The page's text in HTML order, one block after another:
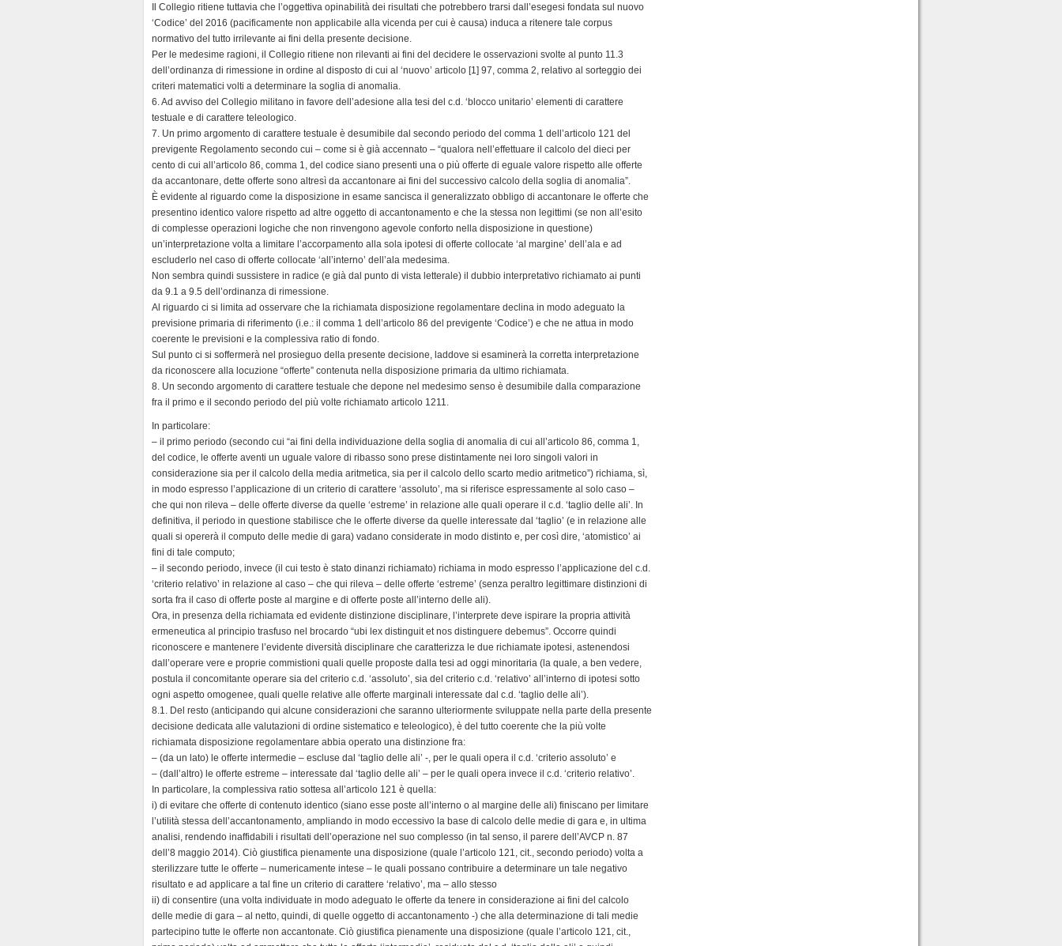
Il Collegio ritiene tuttavia che l’oggettiva opinabilità dei risultati che potrebbero trarsi dall’esegesi fondata sul nuovo
‘Codice’ del 2016 (pacificamente non applicabile alla vicenda per cui è causa) induca a ritenere tale corpus
normativo del tutto irrilevante ai fini della presente decisione.
Per le medesime ragioni, il Collegio ritiene non rilevanti ai fini del decidere le osservazioni svolte al punto 11.3
dell’ordinanza di rimessione in ordine al disposto di cui al ‘nuovo’ articolo [1] 97, comma 2, relativo al sorteggio dei
criteri matematici volti a determinare la soglia di anomalia.
6. Ad avviso del Collegio militano in favore dell’adesione alla tesi del c.d. ‘blocco unitario’ elementi di carattere
testuale e di carattere teleologico.
7. Un primo argomento di carattere testuale è desumibile dal secondo periodo del comma 1 dell’articolo 121 del
previgente Regolamento secondo cui – come si è già accennato – “qualora nell’effettuare il calcolo del dieci per
cento di cui all’articolo 86, comma 1, del codice siano presenti una o più offerte di eguale valore rispetto alle offerte
da accantonare, dette offerte sono altresì da accantonare ai fini del successivo calcolo della soglia di anomalia”.
È evidente al riguardo come la disposizione in esame sancisca il generalizzato obbligo di accantonare le offerte che
presentino identico valore rispetto ad altre oggetto di accantonamento e che la stessa non legittimi (se non all’esito
di complesse operazioni logiche che non rinvengono agevole conforto nella disposizione in questione)
un’interpretazione volta a limitare l’accorpamento alla sola ipotesi di offerte collocate ‘al margine’ dell’ala e ad
escluderlo nel caso di offerte collocate ‘all’interno’ dell’ala medesima.
Non sembra quindi sussistere in radice (e già dal punto di vista letterale) il dubbio interpretativo richiamato ai punti
da 9.1 a 9.5 dell’ordinanza di rimessione.
Al riguardo ci si limita ad osservare che la richiamata disposizione regolamentare declina in modo adeguato la
previsione primaria di riferimento (i.e.: il comma 1 dell’articolo 86 del previgente ‘Codice’) e che ne attua in modo
coerente le previsioni e la complessiva ratio di fondo.
Sul punto ci si soffermerà nel prosieguo della presente decisione, laddove si esaminerà la corretta interpretazione
da riconoscere alla locuzione “offerte” contenuta nella disposizione primaria da ultimo richiamata.
8. Un secondo argomento di carattere testuale che depone nel medesimo senso è desumibile dalla comparazione
fra il primo e il secondo periodo del più volte richiamato articolo 1211.
In particolare:
– il primo periodo (secondo cui “ai fini della individuazione della soglia di anomalia di cui all’articolo 86, comma 1,
del codice, le offerte aventi un uguale valore di ribasso sono prese distintamente nei loro singoli valori in
considerazione sia per il calcolo della media aritmetica, sia per il calcolo dello scarto medio aritmetico”) richiama, sì,
in modo espresso l’applicazione di un criterio di carattere ‘assoluto’, ma si riferisce espressamente al solo caso –
che qui non rileva – delle offerte diverse da quelle ‘estreme’ in relazione alle quali operare il c.d. ‘taglio delle ali’. In
definitiva, il periodo in questione stabilisce che le offerte diverse da quelle interessate dal ‘taglio’ (e in relazione alle
quali si opererà il computo delle medie di gara) vadano considerate in modo distinto e, per così dire, ‘atomistico’ ai
fini di tale computo;
– il secondo periodo, invece (il cui testo è stato dinanzi richiamato) richiama in modo espresso l’applicazione del c.d.
‘criterio relativo’ in relazione al caso – che qui rileva – delle offerte ‘estreme’ (senza peraltro legittimare distinzioni di
sorta fra il caso di offerte poste al margine e di offerte poste all’interno delle ali).
Ora, in presenza della richiamata ed evidente distinzione disciplinare, l’interprete deve ispirare la propria attività
ermeneutica al principio trasfuso nel brocardo “ubi lex distinguit et nos distinguere debemus”. Occorre quindi
riconoscere e mantenere l’evidente diversità disciplinare che caratterizza le due richiamate ipotesi, astenendosi
dall’operare vere e proprie commistioni quali quelle proposte dalla tesi ad oggi minoritaria (la quale, a ben vedere,
postula il concomitante operare sia del criterio c.d. ‘assoluto’, sia del criterio c.d. ‘relativo’ all’interno di ipotesi sotto
ogni aspetto omogenee, quali quelle relative alle offerte marginali interessate dal c.d. ‘taglio delle ali’).
8.1. Del resto (anticipando qui alcune considerazioni che saranno ulteriormente sviluppate nella parte della presente
decisione dedicata alle valutazioni di ordine sistematico e teleologico), è del tutto coerente che la più volte
richiamata disposizione regolamentare abbia operato una distinzione fra:
– (da un lato) le offerte intermedie – escluse dal ‘taglio delle ali’ -, per le quali opera il c.d. ‘criterio assoluto’ e
– (dall’altro) le offerte estreme – interessate dal ‘taglio delle ali’ – per le quali opera invece il c.d. ‘criterio relativo’.
In particolare, la complessiva ratio sottesa all’articolo 121 è quella:
i) di evitare che offerte di contenuto identico (siano esse poste all’interno o al margine delle ali) finiscano per limitare
l’utilità stessa dell’accantonamento, ampliando in modo eccessivo la base di calcolo delle medie di gara e, in ultima
analisi, rendendo inaffidabili i risultati dell’operazione nel suo complesso (in tal senso, il parere dell’AVCP n. 87
dell’8 maggio 2014). Ciò giustifica pienamente una disposizione (quale l’articolo 121, cit., secondo periodo) volta a
sterilizzare tutte le offerte – numericamente intese – le quali possano contribuire a determinare un tale negativo
risultato e ad applicare a tal fine un criterio di carattere ‘relativo’, ma – allo stesso
ii) di consentire (una volta individuate in modo adeguato le offerte da tenere in considerazione ai fini del calcolo
delle medie di gara – al netto, quindi, di quelle oggetto di accantonamento -) che alla determinazione di tali medie
partecipino tutte le offerte non accantonate. Ciò giustifica pienamente una disposizione (quale l’articolo 121, cit.,